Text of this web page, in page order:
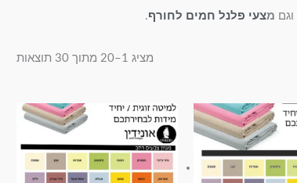
וגם מצעי פלנל חמים לחורף.
מציג 1–20 מתוך 30 תוצאות
טווח
מחירים:
⁦₪55.00⁩
עד
⁦₪225.00⁩
למוצר
יש
מספר
טווח
מחירים:
⁦₪60.00⁩
עד
⁦₪80.00⁩
למוצר
יש
מספר